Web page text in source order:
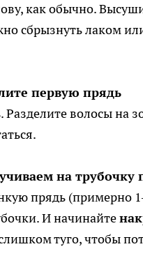
как обычно.
сбрызнуть лаком
первую прядь
Разделите волосы на
на трубочку
прядь (примерно
И начинайте
туго, чтобы